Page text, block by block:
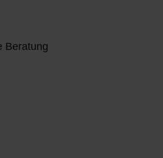
Beratung